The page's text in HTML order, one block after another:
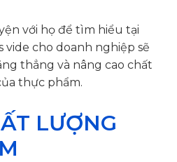
với họ để tìm hiểu tại
vide cho doanh nghiệp sẽ
thẳng và nâng cao chất
thực phẩm.
LƯỢNG